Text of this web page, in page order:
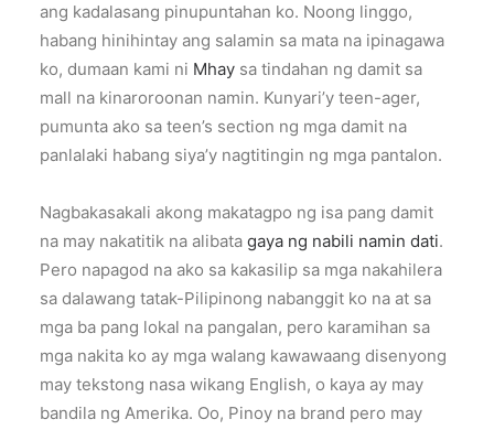
ang kadalasang pinupuntahan ko. Noong linggo,
habang hinihintay ang salamin sa mata na ipinagawa
ko, dumaan kami ni Mhay sa tindahan ng damit sa
mall na kinaroroonan namin. Kunyari’y teen-ager,
pumunta ako sa teen’s section ng mga damit na
panlalaki habang siya’y nagtitingin ng mga pantalon.
Nagbakasakali akong makatagpo ng isa pang damit
na may nakatitik na alibata gaya ng nabili namin dati.
Pero napagod na ako sa kakasilip sa mga nakahilera
sa dalawang tatak-Pilipinong nabanggit ko na at sa
mga ba pang lokal na pangalan, pero karamihan sa
mga nakita ko ay mga walang kawawaang disenyong
may tekstong nasa wikang English, o kaya ay may
bandila ng Amerika. Oo, Pinoy na brand pero may